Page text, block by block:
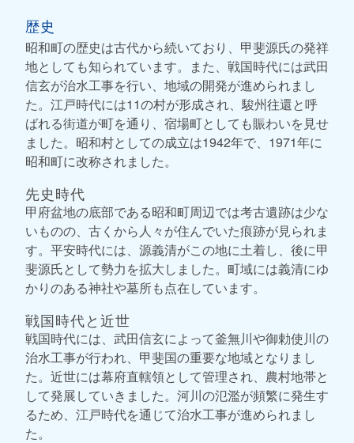
歴史
昭和町の歴史は古代から続いており、甲斐源氏の発祥
地としても知られています。また、戦国時代には武田
信玄が治水工事を行い、地域の開発が進められまし
た。江戸時代には11の村が形成され、駿州往還と呼
ばれる街道が町を通り、宿場町としても賑わいを見せ
ました。昭和村としての成立は1942年で、1971年に
昭和町に改称されました。
先史時代
甲府盆地の底部である昭和町周辺では考古遺跡は少な
いものの、古くから人々が住んでいた痕跡が見られま
す。平安時代には、源義清がこの地に土着し、後に甲
斐源氏として勢力を拡大しました。町域には義清にゆ
かりのある神社や墓所も点在しています。
戦国時代と近世
戦国時代には、武田信玄によって釜無川や御勅使川の
治水工事が行われ、甲斐国の重要な地域となりまし
た。近世には幕府直轄領として管理され、農村地帯と
して発展していきました。河川の氾濫が頻繁に発生す
るため、江戸時代を通じて治水工事が進められまし
た。